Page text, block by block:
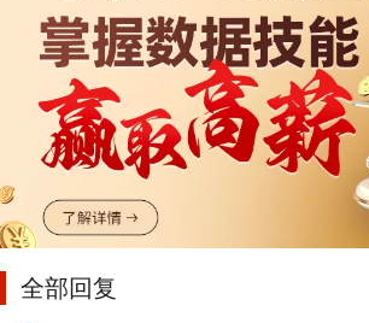
全部回复